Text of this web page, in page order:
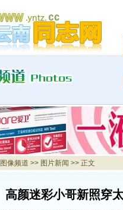
图像频道 >> 图片新闻 >> 正文
高颜迷彩小哥新照穿